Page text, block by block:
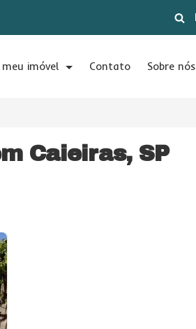
imóvel Contato Sobre nós
Caieiras, SP